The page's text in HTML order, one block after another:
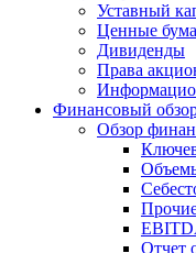
Уставный
Ценные
Дивиденды
Права
Финансовый
Обзор
Отчет